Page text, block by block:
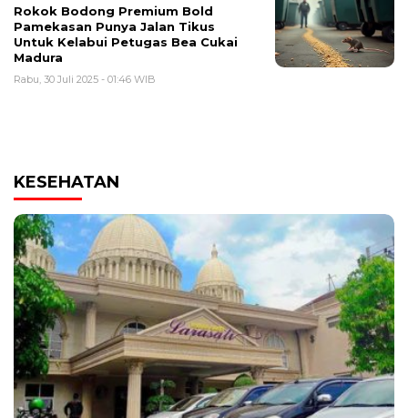
Rokok Bodong Premium Bold
Pamekasan Punya Jalan Tikus
Untuk Kelabui Petugas Bea Cukai
Madura
Rabu, 30 Juli 2025 - 01:46 WIB
KESEHATAN